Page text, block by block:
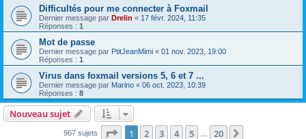
Difficultés pour me connecter à Foxmail
Dernier message par Drelin « 17 févr. 2024, 11:35
Réponses : 1
Mot de passe
Dernier message par PtitJeanMimi « 01 nov. 2023, 19:00
Réponses : 1
Virus dans foxmail versions 5, 6 et 7 ...
Dernier message par Marino « 06 oct. 2023, 10:39
Réponses : 8
Nouveau sujet
967 sujets Page 1sur20
1 2 3 4 5 20